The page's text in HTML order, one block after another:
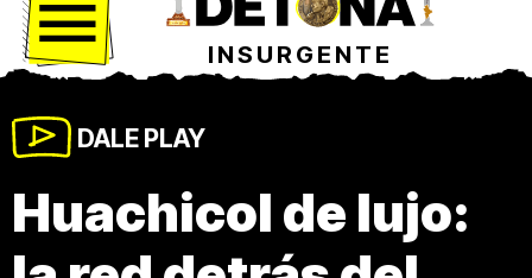
INSURGENTE
DALE PLAY
Huachicol de lujo: